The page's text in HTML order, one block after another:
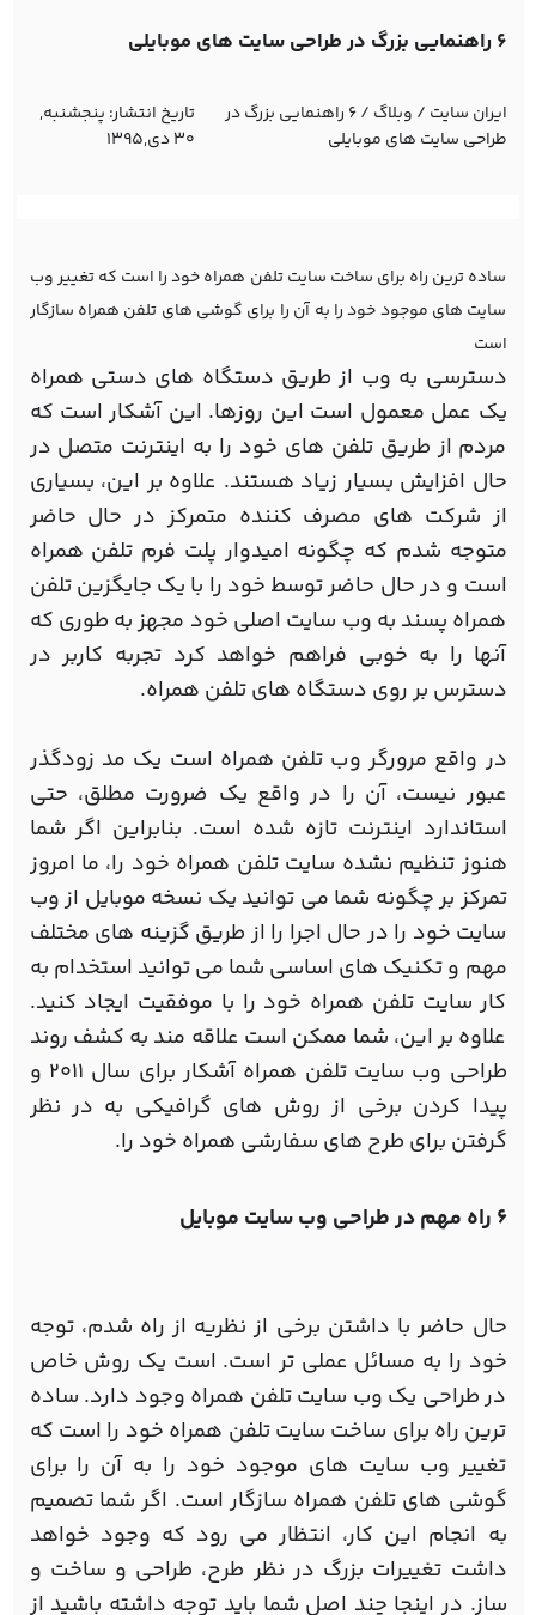
6 راهنمایی بزرگ در طراحی سایت های موبایلی
ایران سایت / وبلاگ / 6 راهنمایی بزرگ در
طراحی سایت های موبایلی
تاریخ انتشار: پنجشنبه,
30 دی,1395
ساده ترین راه برای ساخت سایت تلفن همراه خود را است که تغییر وب
سایت های موجود خود را به آن را برای گوشی های تلفن همراه سازگار
است
دسترسی به وب از طریق دستگاه های دستی همراه
یک عمل معمول است این روزها. این آشکار است که
مردم از طریق تلفن های خود را به اینترنت متصل در
حال افزایش بسیار زیاد هستند. علاوه بر این، بسیاری
از شرکت های مصرف کننده متمرکز در حال حاضر
متوجه شدم که چگونه امیدوار پلت فرم تلفن همراه
است و در حال حاضر توسط خود را با یک جایگزین تلفن
همراه پسند به وب سایت اصلی خود مجهز به طوری که
آنها را به خوبی فراهم خواهد کرد تجربه کاربر در
دسترس بر روی دستگاه های تلفن همراه.
در واقع مرورگر وب تلفن همراه است یک مد زودگذر
عبور نیست، آن را در واقع یک ضرورت مطلق، حتی
استاندارد اینترنت تازه شده است. بنابراین اگر شما
هنوز تنظیم نشده سایت تلفن همراه خود را، ما امروز
تمرکز بر چگونه شما می توانید یک نسخه موبایل از وب
سایت خود را در حال اجرا را از طریق گزینه های مختلف
مهم و تکنیک های اساسی شما می توانید استخدام به
کار سایت تلفن همراه خود را با موفقیت ایجاد کنید.
علاوه بر این، شما ممکن است علاقه مند به کشف روند
طراحی وب سایت تلفن همراه آشکار برای سال 2011 و
پیدا کردن برخی از روش های گرافیکی به در نظر
گرفتن برای طرح های سفارشی همراه خود را.
6 راه مهم در طراحی وب سایت موبایل
حال حاضر با داشتن برخی از نظریه از راه شدم، توجه
خود را به مسائل عملی تر است. است یک روش خاص
در طراحی یک وب سایت تلفن همراه وجود دارد. ساده
ترین راه برای ساخت سایت تلفن همراه خود را است که
تغییر وب سایت های موجود خود را به آن را برای
گوشی های تلفن همراه سازگار است. اگر شما تصمیم
به انجام این کار، انتظار می رود که وجود خواهد
داشت تغییرات بزرگ در نظر طرح، طراحی و ساخت و
ساز. در اینجا چند اصل شما باید توجه داشته باشید از